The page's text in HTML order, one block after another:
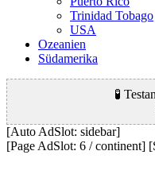
Trinidad Tobago
USA
Ozeanien
Südamerika
🧪
[Auto AdSlot: sidebar]
[Page AdSlot: 6 / continent]